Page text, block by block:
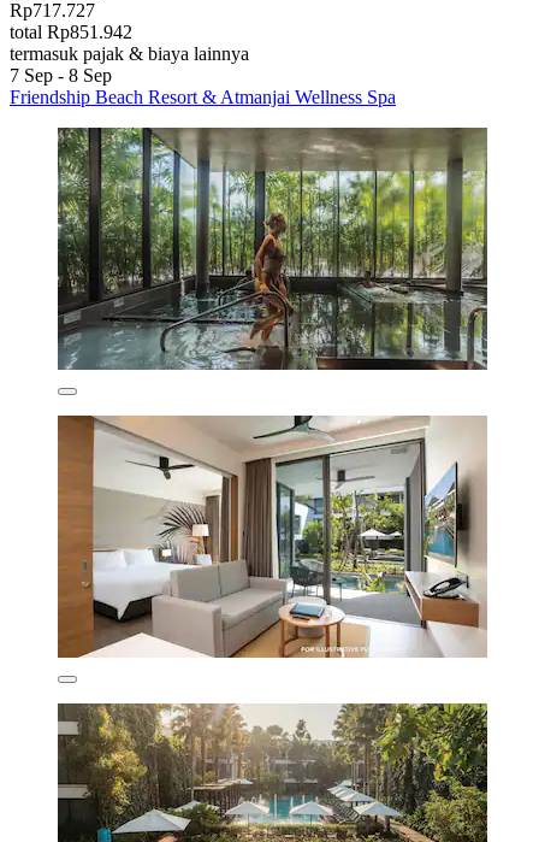
Rp717.727
total Rp851.942
termasuk pajak & biaya lainnya
7 Sep - 8 Sep
Friendship Beach Resort & Atmanjai Wellness Spa